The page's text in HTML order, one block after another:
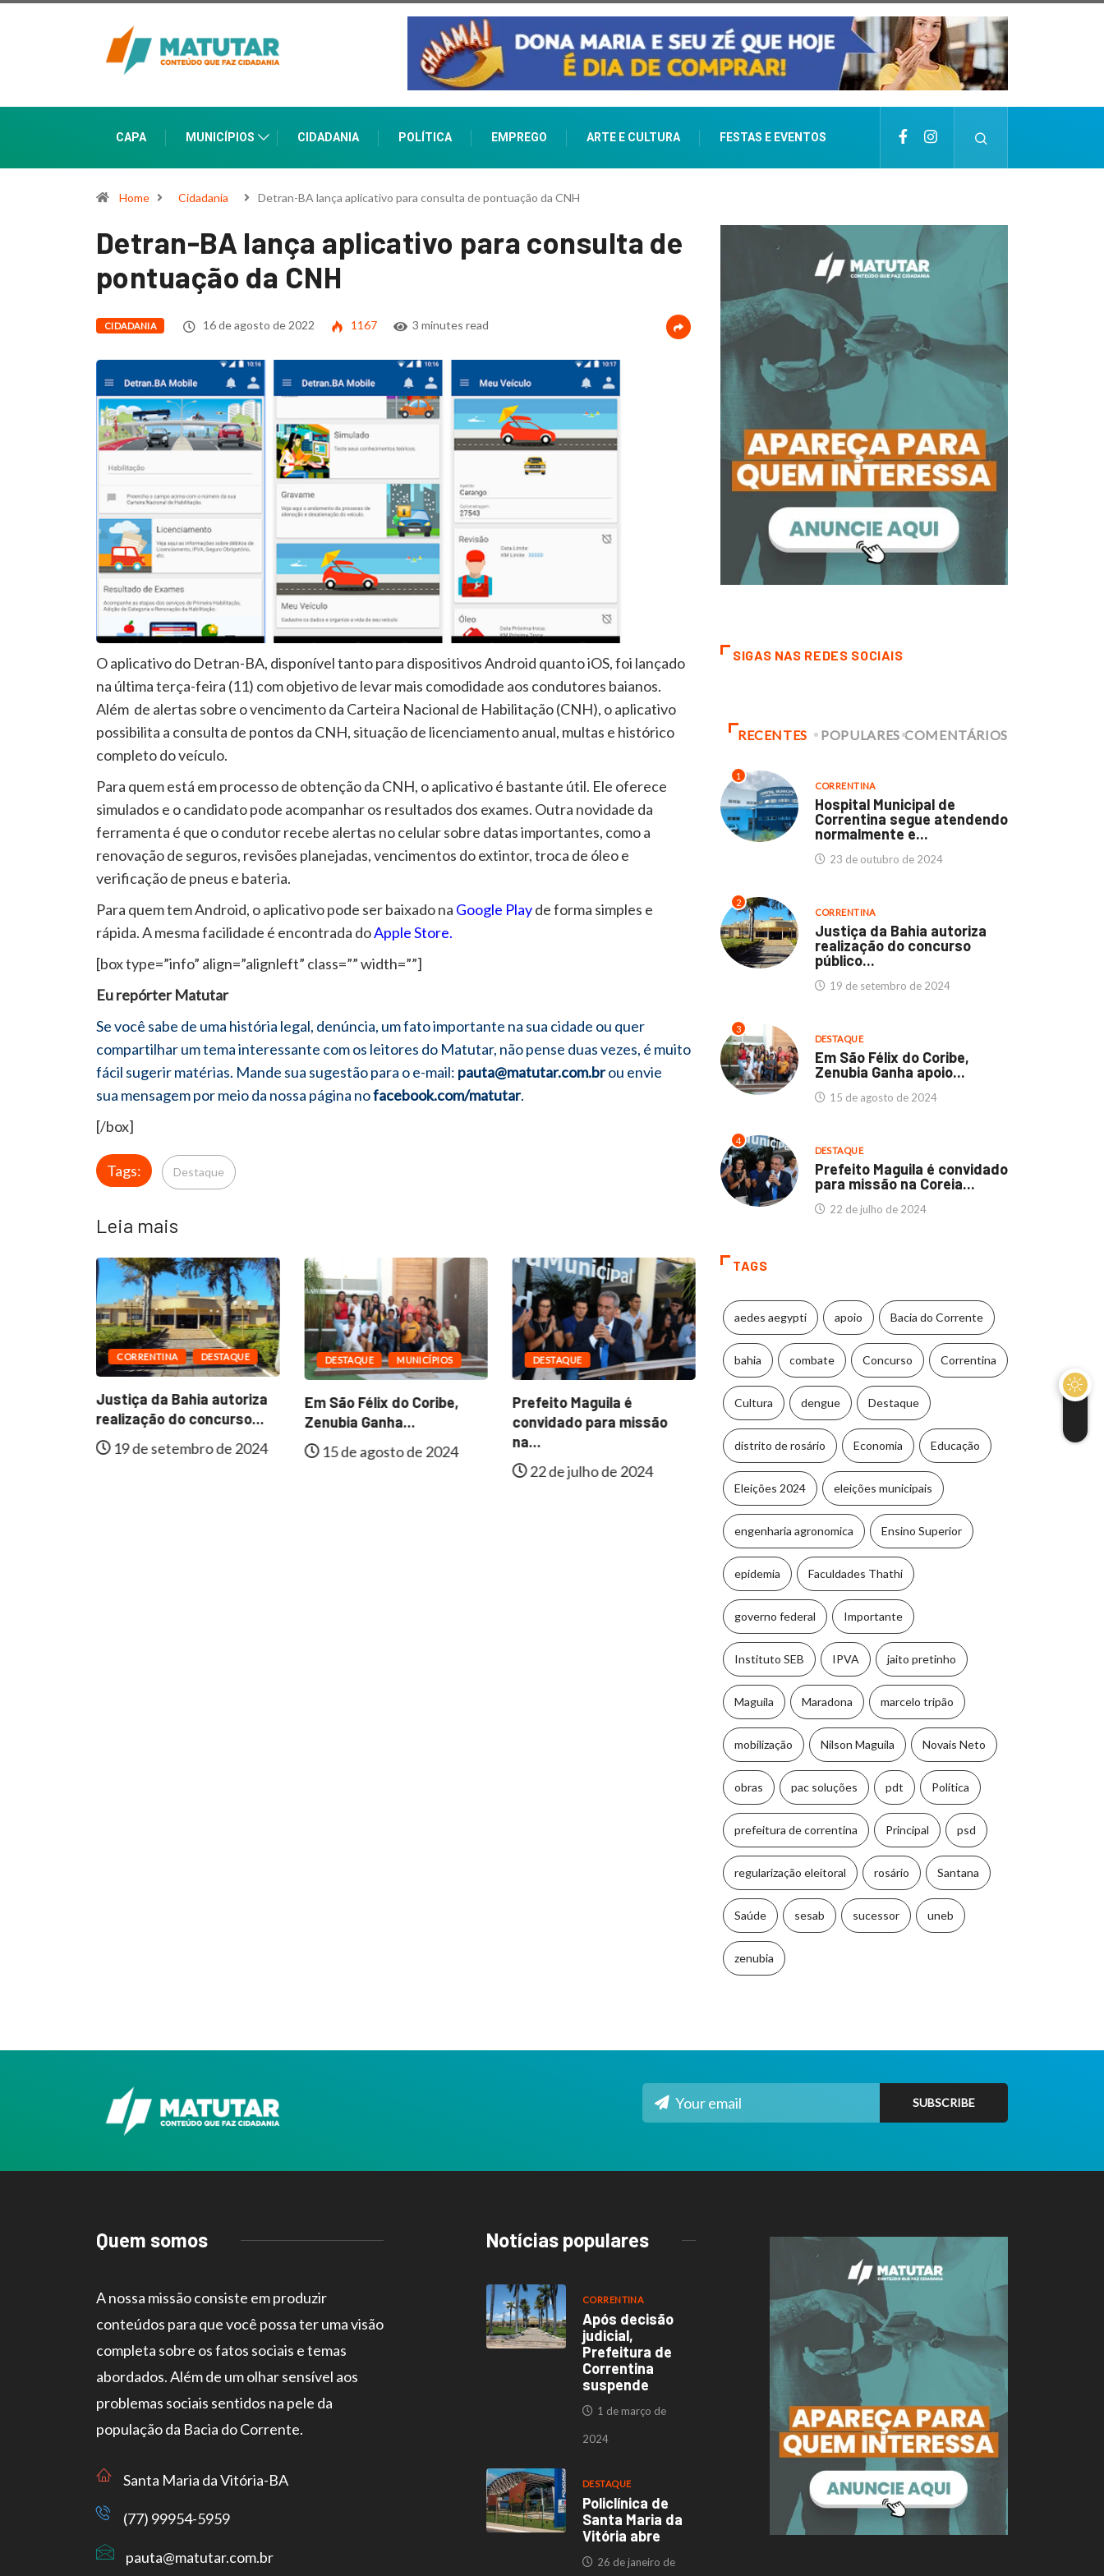
CAPA MUNICÍPIOS CIDADANIA POLÍTICA EMPREGO ARTE E CULTURA FESTAS E EVENTOS
Home Cidadania Detran-BA lança aplicativo para consulta de pontuação da CNH
Detran-BA lança aplicativo para consulta de
pontuação da CNH
CIDADANIA 16 de agosto de 2022 1167 3 minutes read
O aplicativo do Detran-BA, disponível tanto para dispositivos Android quanto iOS, foi lançado
na última terça-feira (11) com objetivo de levar mais comodidade aos condutores baianos.
Além de alertas sobre o vencimento da Carteira Nacional de Habilitação (CNH), o aplicativo
possibilita a consulta de pontos da CNH, situação de licenciamento anual, multas e histórico
completo do veículo.
Para quem está em processo de obtenção da CNH, o aplicativo é bastante útil. Ele oferece
simulados e o candidato pode acompanhar os resultados dos exames. Outra novidade da
ferramenta é que o condutor recebe alertas no celular sobre datas importantes, como a
renovação de seguros, revisões planejadas, vencimentos do extintor, troca de óleo e
verificação de pneus e bateria.
Para quem tem Android, o aplicativo pode ser baixado na Google Playde forma simples e
rápida. A mesma facilidade é encontrada doApple Store.
[box type=”info” align=”alignleft” class=”” width=””]
Eu repórter Matutar
Se você sabe de uma história legal, denúncia, um fato importante na sua cidade ou quer
compartilhar um tema interessante com os leitores do Matutar, não pense duas vezes, é muito
fácil sugerir matérias. Mande sua sugestão para o e-mail: pauta@matutar.com.brou envie
sua mensagem por meio da nossa página nofacebook.com/matutar.
[/box]
Tags: Destaque
Leia mais
CORRENTINA DESTAQUE
Justiça da Bahia autoriza
realização do concurso...
19 de setembro de 2024
DESTAQUE MUNICÍPIOS
Em São Félix do Coribe,
Zenubia Ganha...
15 de agosto de 2024
DESTAQUE
Prefeito Maguila é
convidado para missão
na...
22 de julho de 2024
CORRENTINA DESTAQUE
Faculdades Thathi e
Instituto SEB: Um marco...
11 de abril de 2024
CORRENTINA DESTAQUE
Correntina segue
atendendo
23 de outubro de 2024
SIGAS NAS REDES SOCIAIS
RECENTES POPULARES COMENTÁRIOS
1
CORRENTINA
Hospital Municipal de
Correntina segue atendendo
normalmente e...
23 de outubro de 2024
2
CORRENTINA
Justiça da Bahia autoriza
realização do concurso
público...
19 de setembro de 2024
3
DESTAQUE
Em São Félix do Coribe,
Zenubia Ganha apoio...
15 de agosto de 2024
4
DESTAQUE
Prefeito Maguila é convidado
para missão na Coreia...
22 de julho de 2024
TAGS
aedes aegypti apoio Bacia do Corrente
bahia combate Concurso Correntina
Cultura dengue Destaque
distrito de rosário Economia Educação
Eleições 2024 eleições municipais
engenharia agronomica Ensino Superior
epidemia Faculdades Thathi
governo federal Importante
Instituto SEB IPVA jaito pretinho
Maguila Maradona marcelo tripão
mobilização Nilson Maguila Novais Neto
obras pac soluções pdt Política
prefeitura de correntina Principal psd
regularização eleitoral rosário Santana
Saúde sesab sucessor uneb
zenubia
Quem somos
A nossa missão consiste em produzir
conteúdos para que você possa ter uma visão
completa sobre os fatos sociais e temas
abordados. Além de um olhar sensível aos
problemas sociais sentidos na pele da
população da Bacia do Corrente.
Santa Maria da Vitória-BA
(77) 99954-5959
pauta@matutar.com.br
Notícias populares
CORRENTINA
Após decisão
judicial,
Prefeitura de
Correntina
suspende
1 de março de
2024
DESTAQUE
Policlínica de
Santa Maria da
Vitória abre
26 de janeiro de